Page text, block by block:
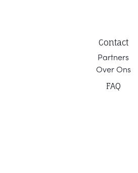
Contact
Partners
Over Ons
FAQ